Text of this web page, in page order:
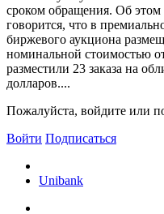
сроком обращения. Об
говорится, что в
биржевого аукциона
номинальной стоимостью
разместили 23 заказа на
долларов....
Пожалуйста, войдите или
Войти Подписаться
Unibank